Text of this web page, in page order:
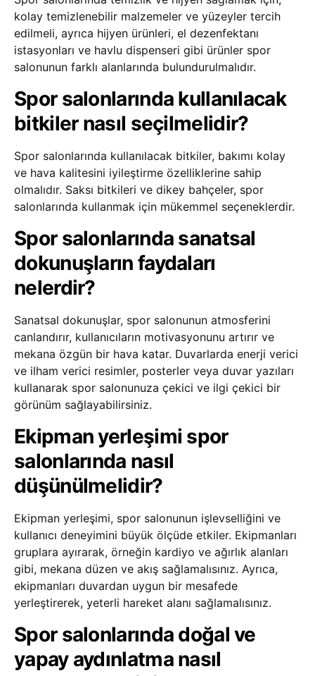
kolay temizlenebilir malzemeler ve yüzeyler tercih
edilmeli, ayrıca hijyen ürünleri, el dezenfektanı
istasyonları ve havlu dispenseri gibi ürünler spor
salonunun farklı alanlarında bulundurulmalıdır.
Spor salonlarında kullanılacak
bitkiler nasıl seçilmelidir?
Spor salonlarında kullanılacak bitkiler, bakımı kolay
ve hava kalitesini iyileştirme özelliklerine sahip
olmalıdır. Saksı bitkileri ve dikey bahçeler, spor
salonlarında kullanmak için mükemmel seçeneklerdir.
Spor salonlarında sanatsal
dokunuşların faydaları
nelerdir?
Sanatsal dokunuşlar, spor salonunun atmosferini
canlandırır, kullanıcıların motivasyonunu artırır ve
mekana özgün bir hava katar. Duvarlarda enerji verici
ve ilham verici resimler, posterler veya duvar yazıları
kullanarak spor salonunuza çekici ve ilgi çekici bir
görünüm sağlayabilirsiniz.
Ekipman yerleşimi spor
salonlarında nasıl
düşünülmelidir?
Ekipman yerleşimi, spor salonunun işlevselliğini ve
kullanıcı deneyimini büyük ölçüde etkiler. Ekipmanları
gruplara ayırarak, örneğin kardiyo ve ağırlık alanları
gibi, mekana düzen ve akış sağlamalısınız. Ayrıca,
ekipmanları duvardan uygun bir mesafede
yerleştirerek, yeterli hareket alanı sağlamalısınız.
Spor salonlarında doğal ve
yapay aydınlatma nasıl